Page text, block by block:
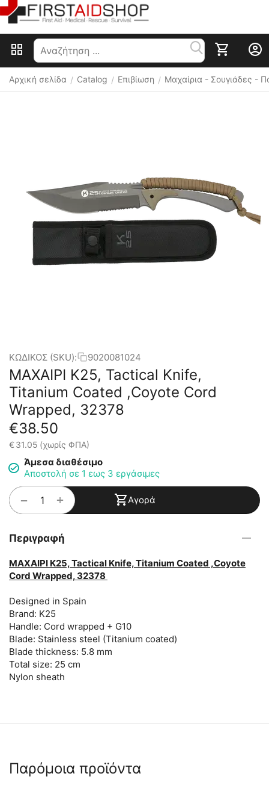
Αρχική σελίδα / Catalog / Επιβίωση / Μαχαίρια - Σουγιάδες -
ΚΩΔΙΚΟΣ (SKU): 9020081024
ΜΑΧΑΙΡΙ K25, Tactical Knife,
Titanium Coated ,Coyote Cord
Wrapped, 32378
€38.50
€31.05 (χωρίς ΦΠΑ)
Άμεσα διαθέσιμο
Αποστολή σε 1 εως 3 εργάσιμες
+
− Αγορά
Περιγραφή
ΜΑΧΑΙΡΙ K25, Tactical Knife, Titanium Coated ,Coyote
Cord Wrapped, 32378
Designed in Spain
Brand: K25
Handle: Cord wrapped + G10
Blade: Stainless steel (Titanium coated)
Blade thickness: 5.8 mm
Total size: 25 cm
Nylon sheath
Παρόμοια προϊόντα